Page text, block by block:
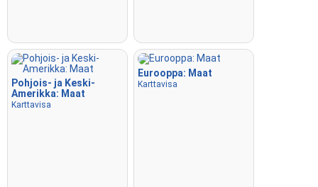
Pohjois- ja Keski-
Amerikka: Maat
Karttavisa
Eurooppa: Maat
Karttavisa